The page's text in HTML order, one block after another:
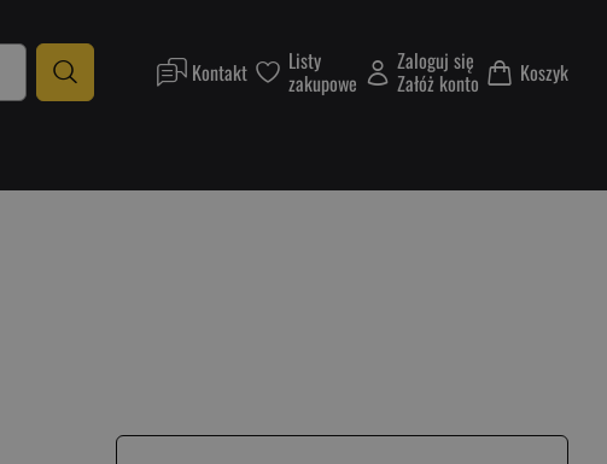
Kontakt Listy
zakupowe
Zaloguj się
Załóż konto Koszyk